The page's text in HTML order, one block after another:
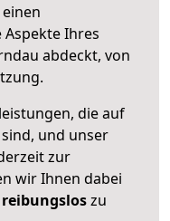
Aspekte Ihres
abdeckt, von
die auf
und unser
zur
wir Ihnen dabei
zu